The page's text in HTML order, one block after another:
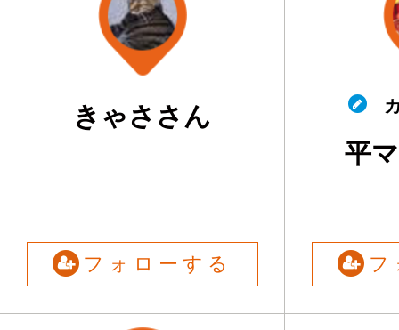
きゃささん
フォローする
平